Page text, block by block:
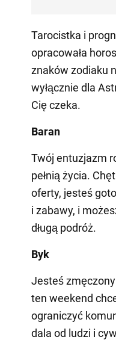
Tarocistka i
opracowała
znaków zodiaku
wyłącznie dla
Cię czeka.
Baran
Twój entuzjazm
pełnią życia.
oferty, jesteś
i zabawy, i
długą podróż.
Byk
Jesteś
ten weekend
ograniczyć
dala od ludzi i